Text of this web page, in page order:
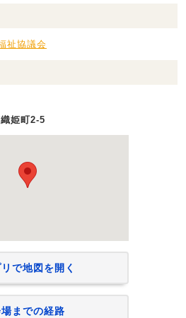
祉協議会
姫町2-5
で地図を開く
までの経路